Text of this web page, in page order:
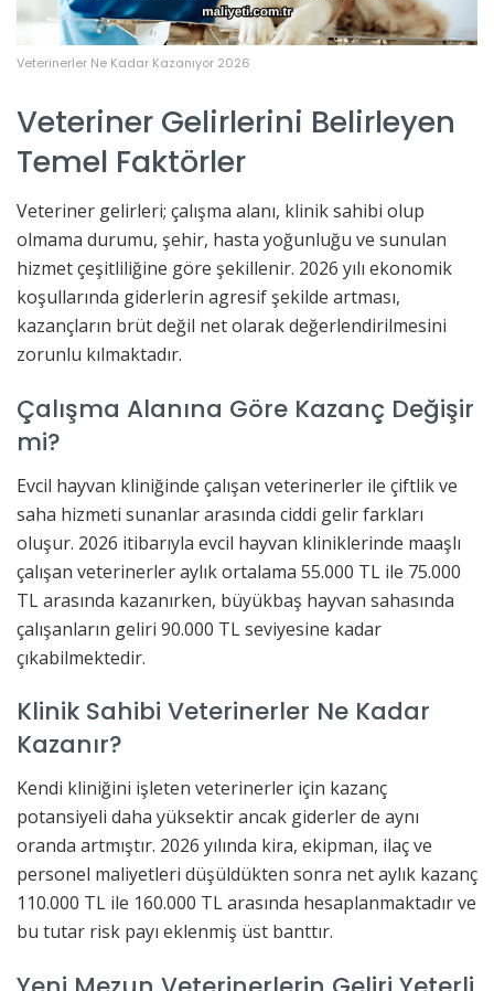
Veterinerler Ne Kadar Kazanıyor 2026
Veteriner Gelirlerini Belirleyen
Temel Faktörler
Veteriner gelirleri; çalışma alanı, klinik sahibi olup
olmama durumu, şehir, hasta yoğunluğu ve sunulan
hizmet çeşitliliğine göre şekillenir. 2026 yılı ekonomik
koşullarında giderlerin agresif şekilde artması,
kazançların brüt değil net olarak değerlendirilmesini
zorunlu kılmaktadır.
Çalışma Alanına Göre Kazanç Değişir
mi?
Evcil hayvan kliniğinde çalışan veterinerler ile çiftlik ve
saha hizmeti sunanlar arasında ciddi gelir farkları
oluşur. 2026 itibarıyla evcil hayvan kliniklerinde maaşlı
çalışan veterinerler aylık ortalama 55.000 TL ile 75.000
TL arasında kazanırken, büyükbaş hayvan sahasında
çalışanların geliri 90.000 TL seviyesine kadar
çıkabilmektedir.
Klinik Sahibi Veterinerler Ne Kadar
Kazanır?
Kendi kliniğini işleten veterinerler için kazanç
potansiyeli daha yüksektir ancak giderler de aynı
oranda artmıştır. 2026 yılında kira, ekipman, ilaç ve
personel maliyetleri düşüldükten sonra net aylık kazanç
110.000 TL ile 160.000 TL arasında hesaplanmaktadır ve
bu tutar risk payı eklenmiş üst banttır.